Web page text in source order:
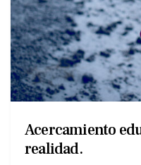
Acercamiento
realidad.